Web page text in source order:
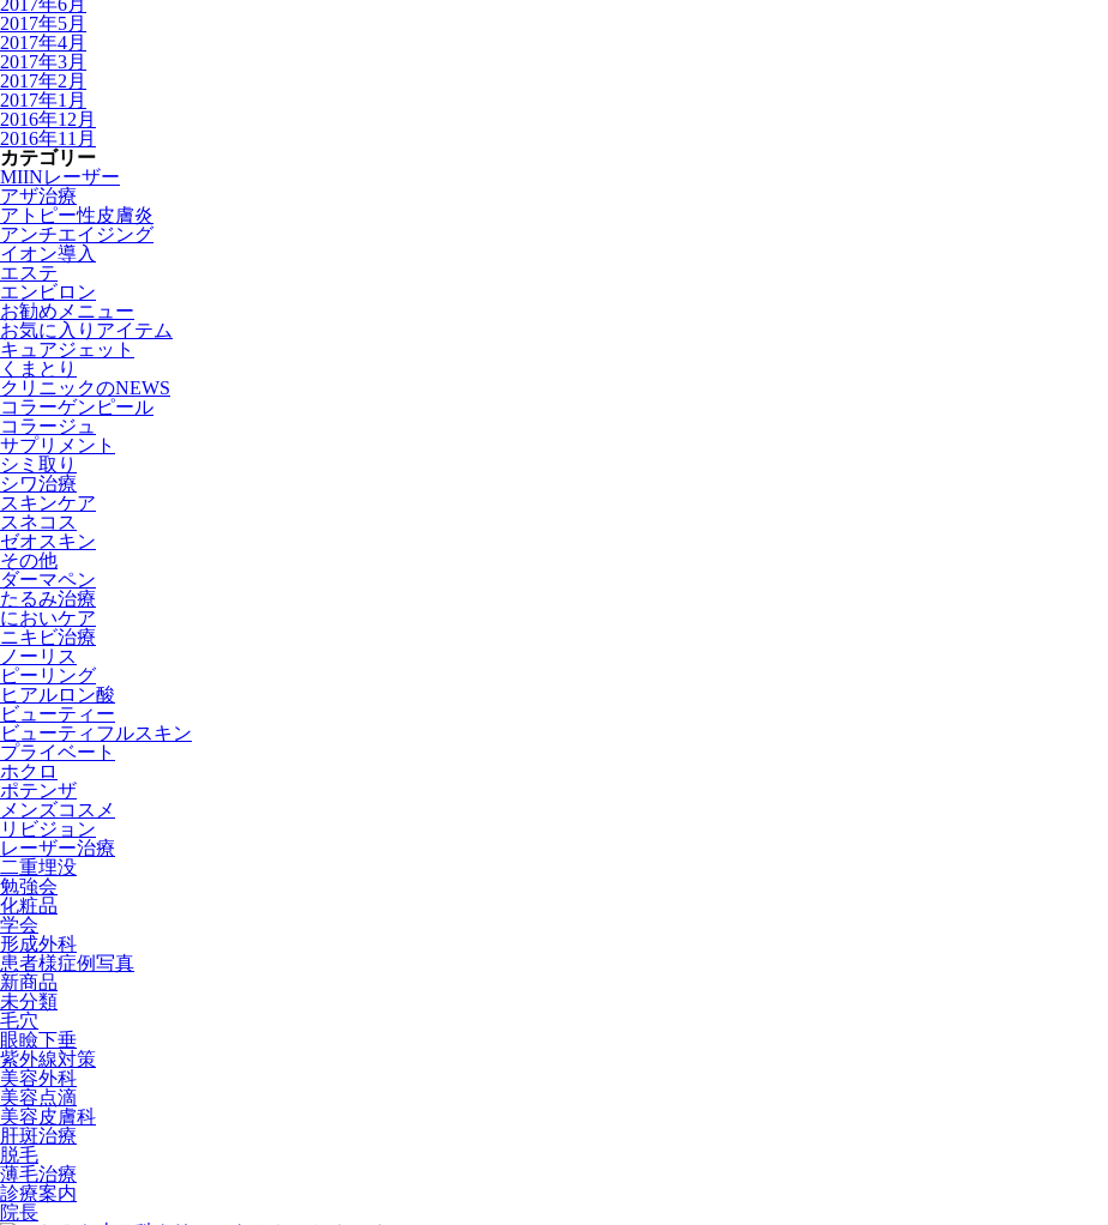
2017年6月
2017年5月
2017年4月
2017年3月
2017年2月
2017年1月
2016年12月
2016年11月
カテゴリー
MIINレーザー
アザ治療
アトピー性皮膚炎
アンチエイジング
イオン導入
エステ
エンビロン
お勧めメニュー
お気に入りアイテム
キュアジェット
くまとり
クリニックのNEWS
コラーゲンピール
コラージュ
サプリメント
シミ取り
シワ治療
スキンケア
スネコス
ゼオスキン
その他
ダーマペン
たるみ治療
においケア
ニキビ治療
ノーリス
ピーリング
ヒアルロン酸
ビューティー
ビューティフルスキン
プライベート
ホクロ
ポテンザ
メンズコスメ
リビジョン
レーザー治療
二重埋没
勉強会
化粧品
学会
形成外科
患者様症例写真
新商品
未分類
毛穴
眼瞼下垂
紫外線対策
美容外科
美容点滴
美容皮膚科
肝斑治療
脱毛
薄毛治療
診療案内
院長